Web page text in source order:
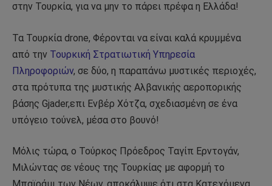
στην Τουρκία, για να μην το πάρει πρέφα η Ελλάδα!
Τα Τουρκία drone, Φέρονται να είναι καλά κρυμμένα
από την Τουρκική Στρατιωτική Υπηρεσία
Πληροφοριών, σε δύο, η παραπάνω μυστικές περιοχές,
στα πρότυπα της μυστικής Αλβανικής αεροπορικής
βάσης Gjader,επι Ενβέρ Χότζα, σχεδιασμένη σε ένα
υπόγειο τούνελ, μέσα στο βουνό!
Μόλις τώρα, ο Τούρκος Πρόεδρος Ταγίπ Ερντογάν,
Μιλώντας σε νέους της Τουρκίας με αφορμή το